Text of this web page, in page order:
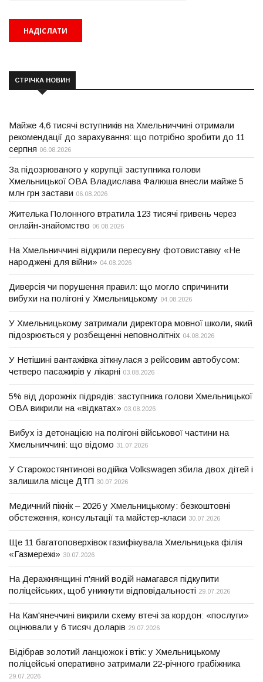
СТРІЧКА НОВИН
Майже 4,6 тисячі вступників на Хмельниччині отримали
рекомендації до зарахування: що потрібно зробити до 11
серпня 06.08.2026
За підозрюваного у корупції заступника голови
Хмельницької ОВА Владислава Фалюша внесли майже 5
млн грн застави 06.08.2026
Жителька Полонного втратила 123 тисячі гривень через
онлайн-знайомство 06.08.2026
На Хмельниччині відкрили пересувну фотовиставку «Не
народжені для війни» 04.08.2026
Диверсія чи порушення правил: що могло спричинити
вибухи на полігоні у Хмельницькому 04.08.2026
У Хмельницькому затримали директора мовної школи, який
підозрюється у розбещенні неповнолітніх 04.08.2026
У Нетішині вантажівка зіткнулася з рейсовим автобусом:
четверо пасажирів у лікарні 03.08.2026
5% від дорожніх підрядів: заступника голови Хмельницької
ОВА викрили на «відкатах» 03.08.2026
Вибух із детонацією на полігоні військової частини на
Хмельниччині: що відомо 31.07.2026
У Старокостянтинові водійка Volkswagen збила двох дітей і
залишила місце ДТП 30.07.2026
Медичний пікнік – 2026 у Хмельницькому: безкоштовні
обстеження, консультації та майстер-класи 30.07.2026
Ще 11 багатоповерхівок газифікувала Хмельницька філія
«Газмережі» 30.07.2026
На Деражнянщині п'яний водій намагався підкупити
поліцейських, щоб уникнути відповідальності 29.07.2026
На Кам'янеччині викрили схему втечі за кордон: «послуги»
оцінювали у 6 тисяч доларів 29.07.2026
Відібрав золотий ланцюжок і втік: у Хмельницькому
поліцейські оперативно затримали 22-річного грабіжника
29.07.2026